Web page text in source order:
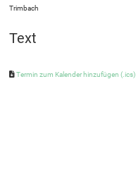
Trimbach
Text
Termin zum Kalender hinzufügen (.ics)